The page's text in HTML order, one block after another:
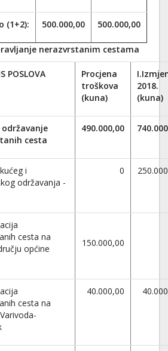
(1+2): 500.000,00 500.000,00
nerazvrstanim cestama
POSLOVA
Procjena
troškova
(kuna)
2018.
(kuna)
održavanje
cesta
490.000,00
i
održavanja -
0
cesta na
općine
150.000,00
cesta na
40.000,00